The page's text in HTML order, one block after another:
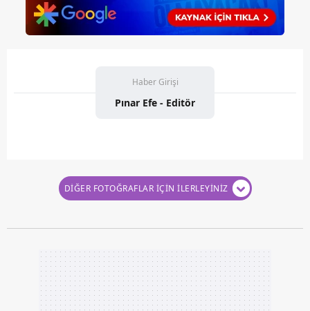
Haber Girişi
Pınar Efe - Editör
DİĞER FOTOĞRAFLAR İÇİN İLERLEYİNİZ